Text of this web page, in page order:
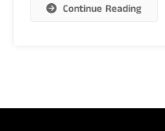
Continue Reading